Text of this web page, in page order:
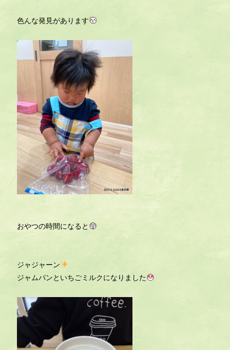
色んな発見があります
おやつの時間になると
ジャジャーン
ジャムパンといちごミルクになりました